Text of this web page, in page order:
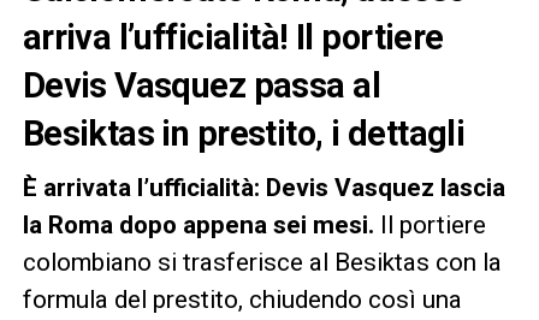
arriva l’ufficialità! Il portiere
Devis Vasquez passa al
Besiktas in prestito, i dettagli
È arrivata l’ufficialità: Devis Vasquez lascia
la Roma dopo appena sei mesi. Il portiere
colombiano si trasferisce al Besiktas con la
formula del prestito, chiudendo così una